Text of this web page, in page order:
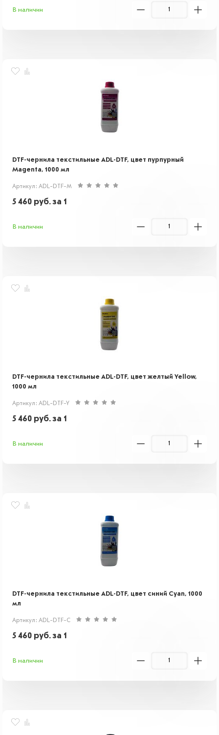
В наличии
DTF-чернила текстильные ADL-DTF, цвет пурпурный
Magenta, 1000 мл
Артикул: ADL-DTF-M
5 460 руб.за 1
В наличии
DTF-чернила текстильные ADL-DTF, цвет желтый Yellow,
1000 мл
Артикул: ADL-DTF-Y
5 460 руб.за 1
В наличии
DTF-чернила текстильные ADL-DTF, цвет синий Cyan, 1000
мл
Артикул: ADL-DTF-C
5 460 руб.за 1
В наличии